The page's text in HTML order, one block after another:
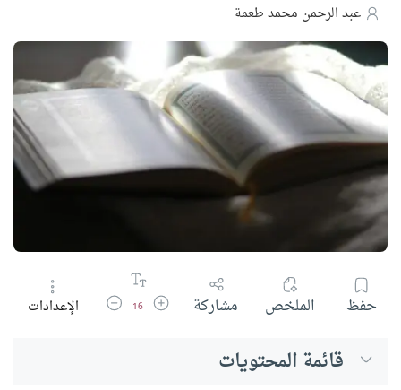
عبد الرحمن محمد طعمة
حفظ الملخص مشاركة زيادة حجم الخط
16 تقليل حجم الخط
الإعدادات
قائمة المحتويات